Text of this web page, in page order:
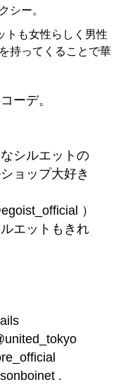
シー。
トも女性らしく男性
持ってくることで華
ーデ。
シルエットの
ョップ大好き
）
エットもきれ
.